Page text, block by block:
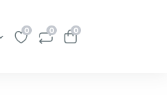
0 0 0